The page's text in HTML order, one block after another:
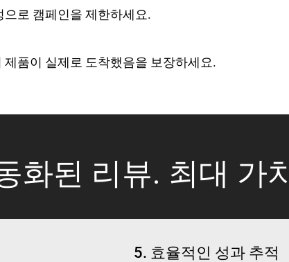
으로 캠페인을 제한하세요.
품이 실제로 도착했음을 보장하세요.
화된 리뷰. 최대 가
5. 효율적인 성과 추적